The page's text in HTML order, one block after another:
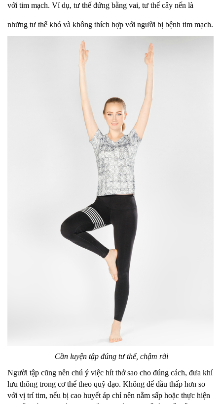
với tim mạch. Ví dụ, tư thế đứng bằng vai, tư thế cây nến là
những tư thế khó và không thích hợp với người bị bệnh tim mạch.
Cần luyện tập đúng tư thế, chậm rãi
Người tập cũng nên chú ý việc hít thở sao cho đúng cách, đưa khí
lưu thông trong cơ thể theo quỹ đạo. Không để đầu thấp hơn so
với vị trí tim, nếu bị cao huyết áp chỉ nên nằm sấp hoặc thực hiện